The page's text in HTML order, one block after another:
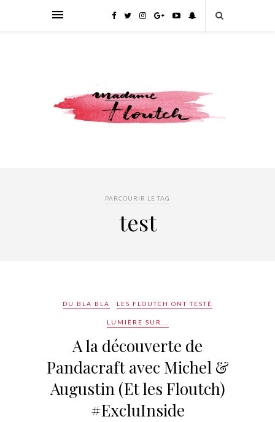
PARCOURIR LE TAG
test
DU BLA BLA LES FLOUTCH ONT TESTÉ
LUMIÈRE SUR...
A la découverte de
Pandacraft avec Michel &
Augustin (Et les Floutch)
#ExcluInside